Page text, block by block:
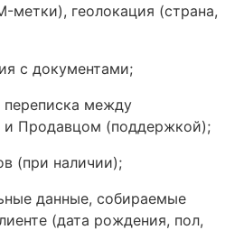
метки), геолокация (страна,
с документами;
между
и Продавцом (поддержкой);
(при наличии);
данные, собираемые
(дата рождения, пол,